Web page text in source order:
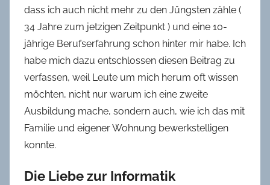
dass ich auch nicht mehr zu den Jüngsten zähle (
34 Jahre zum jetzigen Zeitpunkt ) und eine 10-
jährige Berufserfahrung schon hinter mir habe. Ich
habe mich dazu entschlossen diesen Beitrag zu
verfassen, weil Leute um mich herum oft wissen
möchten, nicht nur warum ich eine zweite
Ausbildung mache, sondern auch, wie ich das mit
Familie und eigener Wohnung bewerkstelligen
konnte.
Die Liebe zur Informatik